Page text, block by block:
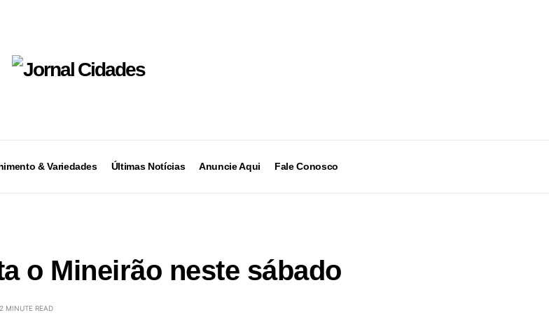
& Variedades Últimas Notícias Anuncie Aqui Fale Conosco
o Mineirão neste sábado
2 MINUTE READ